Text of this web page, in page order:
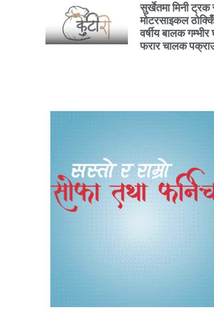
सुर्खेतमा मिनी ट्रक
मोटरसाइकल
वर्षीय बालक गम्भीर
फरार चालक